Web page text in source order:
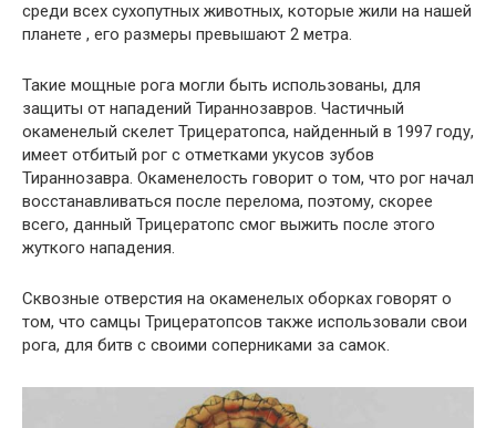
среди всех сухопутных животных, которые жили на нашей
планете , его размеры превышают 2 метра.
Такие мощные рога могли быть использованы, для
защиты от нападений Тираннозавров. Частичный
окаменелый скелет Трицератопса, найденный в 1997 году,
имеет отбитый рог с отметками укусов зубов
Тираннозавра. Окаменелость говорит о том, что рог начал
восстанавливаться после перелома, поэтому, скорее
всего, данный Трицератопс смог выжить после этого
жуткого нападения.
Сквозные отверстия на окаменелых оборках говорят о
том, что самцы Трицератопсов также использовали свои
рога, для битв с своими соперниками за самок.